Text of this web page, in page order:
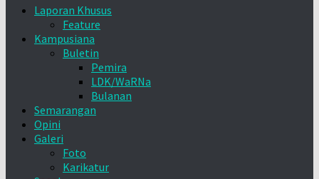
Laporan Khusus
Feature
Kampusiana
Buletin
Pemira
LDK/WaRNa
Bulanan
Semarangan
Opini
Galeri
Foto
Karikatur